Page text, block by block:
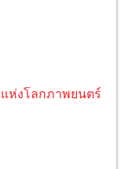
ห่งโลกภาพยนตร์